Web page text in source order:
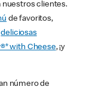
nuestros clientes.
de favoritos,
deliciosas
with Cheese, ¡y
número de